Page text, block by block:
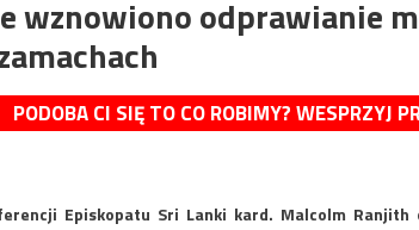
wznowiono odprawianie
PODOBA CI SIĘ TO CO ROBIMY? WESPRZYJ
Episkopatu Sri Lanki kard. Malcolm